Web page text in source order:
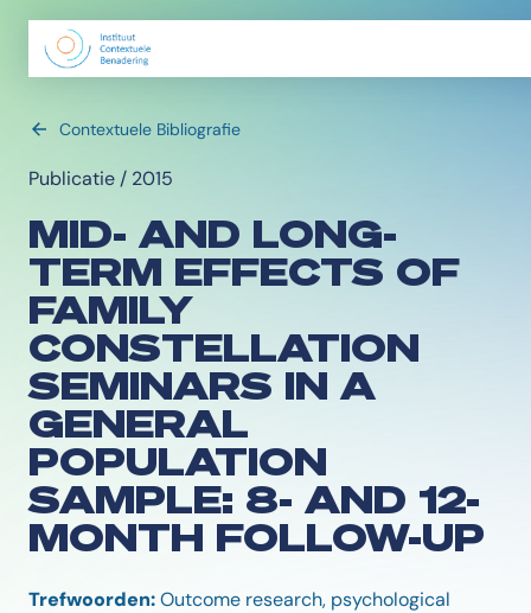
Contextuele Bibliografie
Publicatie / 2015
MID- AND LONG-
TERM EFFECTS OF
FAMILY
CONSTELLATION
SEMINARS IN A
GENERAL
POPULATION
SAMPLE: 8- AND 12-
MONTH FOLLOW-UP
Trefwoorden:Outcome research, psychological